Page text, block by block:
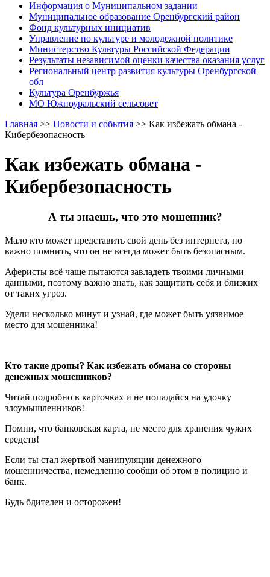
Информация о Муниципальном задании
Муниципальное образование Оренбургский район
Фонд культурных инициатив
Управление по культуре и молодежной политике
Министерство Культуры Российской Федерации
Результаты независимой оценки качества оказания услуг
Региональный центр развития культуры Оренбургской
обл
Культура Оренбуржья
МО Южноуральский сельсовет
Главная >> Новости и события >> Как избежать обмана -
Кибербезопасность
Как избежать обмана -
Кибербезопасность
А ты знаешь, что это мошенник?
Мало кто может представить свой день без интернета, но
важно помнить, что он не всегда может быть безопасным.
Аферисты всё чаще пытаются завладеть твоими личными
данными, поэтому важно знать, как защитить себя и близких
от таких угроз.
Удели несколько минут и узнай, где может быть уязвимое
место для мошенника!
Кто такие дропы? Как избежать обмана со стороны
денежных мошенников?
Читай подробно в карточках и не попадайся на удочку
злоумышленников!
Помни, что банковская карта, не место для хранения чужих
средств!
Если ты стал жертвой манипуляции денежного
мошенничества, немедленно сообщи об этом в полицию и
банк.
Будь бдителен и осторожен!